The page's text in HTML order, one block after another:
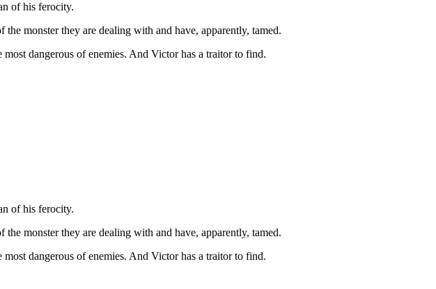
of his ferocity.
monster they are dealing with and have, apparently, tamed.
dangerous of enemies. And Victor has a traitor to find.
of his ferocity.
monster they are dealing with and have, apparently, tamed.
dangerous of enemies. And Victor has a traitor to find.